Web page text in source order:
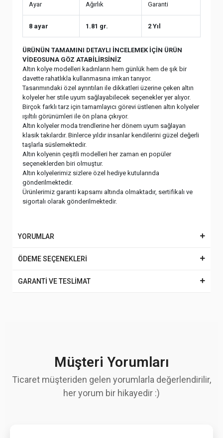
Ayar Ağırlık Garanti
8 ayar 1.81 gr. 2 Yıl
ÜRÜNÜN TAMAMINI DETAYLI İNCELEMEK İÇİN ÜRÜN
VİDEOSUNA GÖZ ATABİLİRSİNİZ
Altın kolye modelleri kadınların hem günlük hem de şık bir
davette rahatlıkla kullanmasına imkan tanıyor.
Tasarımındaki özel ayrıntıları ile dikkatleri üzerine çeken altın
kolyeler her stile uyum sağlayabilecek seçenekler yer alıyor.
Birçok farklı tarz için tamamlayıcı görevi üstlenen altın kolyeler
ışıltılı görünümleri ile ön plana çıkıyor.
Altın kolyeler moda trendlerine her dönem uyum sağlayan
klasik takılardır. Binlerce yıldır insanlar kendilerini güzel değerli
taşlarla süslemektedir.
Altın kolyenin çeşitli modelleri her zaman en popüler
seçeneklerden biri olmuştur.
Altın kolyelerimiz sizlere özel hediye kutularında
gönderilmektedir.
Ürünlerimiz garanti kapsamı altında olmaktadır, sertifikalı ve
sigortalı olarak gönderilmektedir.
YORUMLAR
ÖDEME SEÇENEKLERİ
GARANTİ VE TESLİMAT
Müşteri Yorumları
Ticaret müşteriden gelen yorumlarla değerlendirilir,
her yorum bir hikayedir :)